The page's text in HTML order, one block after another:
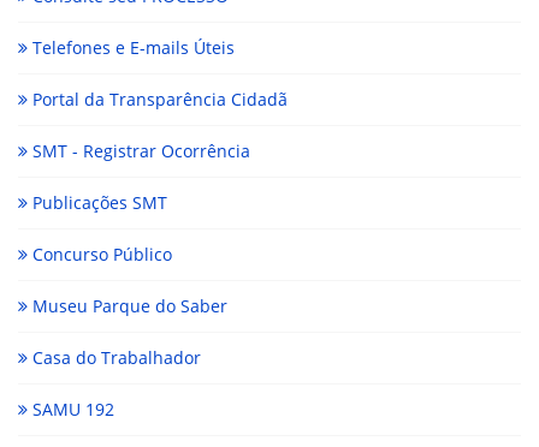
Telefones e E-mails Úteis
Portal da Transparência Cidadã
SMT - Registrar Ocorrência
Publicações SMT
Concurso Público
Museu Parque do Saber
Casa do Trabalhador
SAMU 192